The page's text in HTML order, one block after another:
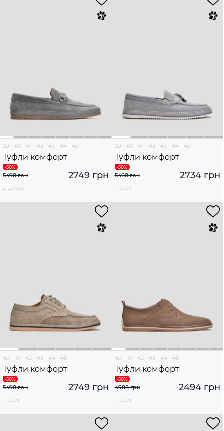
39 40 41 42 43 44 45
Туфли комфорт
2749 грн
5498 грн
2 цвета
39 40 41 42 43 44 45
Туфли комфорт
2734 грн
5468 грн
1 цвет
40 41 42 43 44 45
Туфли комфорт
2749 грн
5498 грн
1 цвет
40 41 42 43 44 45
Туфли комфорт
2494 грн
4988 грн
1 цвет